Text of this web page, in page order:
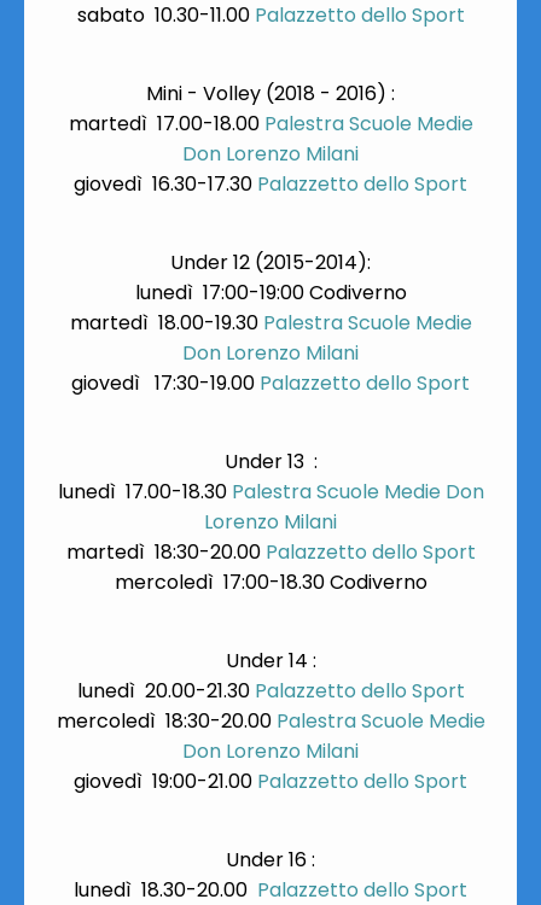
sabato 10.30-11.00 Palazzetto dello Sport
Mini - Volley (2018 - 2016) :
martedì 17.00-18.00 Palestra Scuole Medie
Don Lorenzo Milani
giovedì 16.30-17.30 Palazzetto dello Sport
Under 12 (2015-2014):
lunedì 17:00-19:00 Codiverno
martedì 18.00-19.30 Palestra Scuole Medie
Don Lorenzo Milani
giovedì 17:30-19.00 Palazzetto dello Sport
Under 13 :
lunedì 17.00-18.30 Palestra Scuole Medie Don
Lorenzo Milani
martedì 18:30-20.00 Palazzetto dello Sport
mercoledì 17:00-18.30 Codiverno
Under 14 :
lunedì 20.00-21.30 Palazzetto dello Sport
mercoledì 18:30-20.00 Palestra Scuole Medie
Don Lorenzo Milani
giovedì 19:00-21.00 Palazzetto dello Sport
Under 16 :
lunedì 18.30-20.00 Palazzetto dello Sport